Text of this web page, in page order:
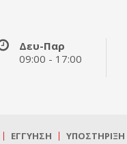
Δευ-Παρ
09:00 - 17:00
ΕΓΓΎΗΣΗ ΥΠΟΣΤΉΡΙΞΗ